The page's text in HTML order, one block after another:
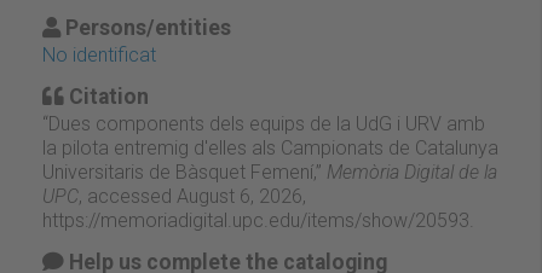
Persons/entities
No identificat
Citation
“Dues components dels equips de la UdG i URV amb
la pilota entremig d'elles als Campionats de Catalunya
Universitaris de Bàsquet Femení,” Memòria Digital de la
UPC, accessed August 6, 2026,
https://memoriadigital.upc.edu/items/show/20593
Help us complete the cataloging